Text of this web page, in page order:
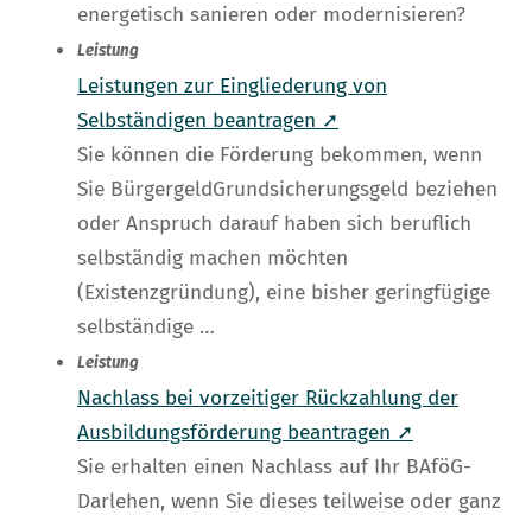
energetisch sanieren oder modernisieren?
Leistung
Leistungen zur Eingliederung von
Selbständigen beantragen ➚
Sie können die Förderung bekommen, wenn
Sie BürgergeldGrundsicherungsgeld beziehen
oder Anspruch darauf haben sich beruflich
selbständig machen möchten
(Existenzgründung), eine bisher geringfügige
selbständige …
Leistung
Nachlass bei vorzeitiger Rückzahlung der
Ausbildungsförderung beantragen ➚
Sie erhalten einen Nachlass auf Ihr BAföG-
Darlehen, wenn Sie dieses teilweise oder ganz